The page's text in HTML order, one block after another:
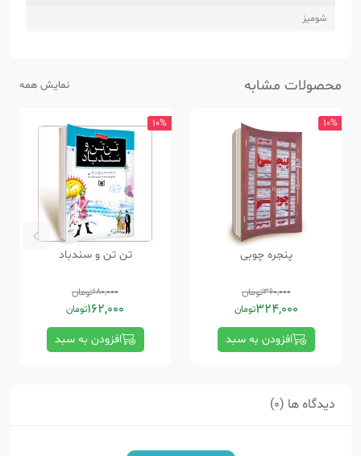
شومیز
محصولات مشابه نمایش همه
10%
پنجره چوبی
360,000تومان
324,000تومان
افزودن به سبد
10%
تن تن و سندباد
180,000تومان
162,000تومان
افزودن به سبد
دیدگاه ها (0)